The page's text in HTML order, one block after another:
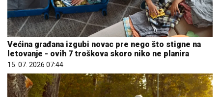
Većina građana izgubi novac pre nego što stigne na
letovanje - ovih 7 troškova skoro niko ne planira
15. 07. 2026 07:44